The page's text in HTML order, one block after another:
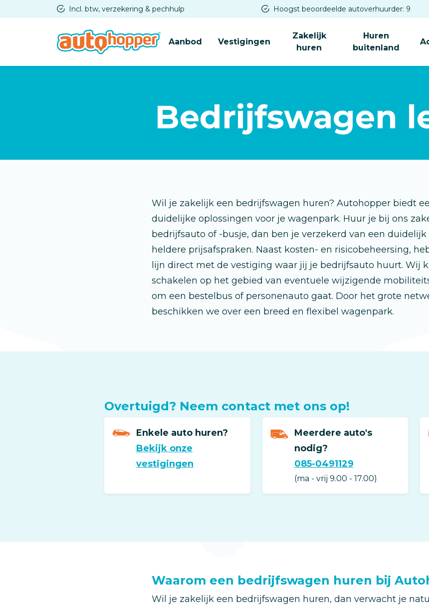
inhoud
Incl. btw, verzekering & pechhulp Hoogst beoordeelde autoverhuurder: 9
Aanbod Vestigingen
Zakelijk
huren
Huren
buitenland
Bedrijfswagen
Wil je zakelijk een bedrijfswagen huren? Autohopper biedt
duidelijke oplossingen voor je wagenpark. Huur je bij ons
bedrijfsauto of -busje, dan ben je verzekerd van een
heldere prijsafspraken. Naast kosten- en risicobeheersing,
lijn direct met de vestiging waar jij je bedrijfsauto huurt. Wij
schakelen op het gebied van eventuele wijzigende
om een bestelbus of personenauto gaat. Door het grote
beschikken we over een breed en flexibel wagenpark.
Overtuigd? Neem contact met ons op!
Enkele auto huren?
Bekijk onze
vestigingen
Meerdere auto's
nodig?
085-0491129
in
(ma - vrij 9.00 - 17.00)
Waarom een bedrijfswagen huren bij
Wil je zakelijk een bedrijfswagen huren, dan verwacht je